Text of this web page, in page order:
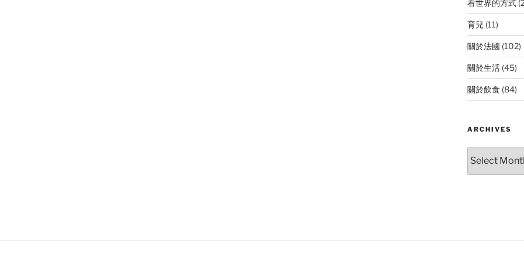
看世界的方式
育兒 (11)
關於法國 (102)
關於生活(45)
關於飲食 (84)
ARCHIVES